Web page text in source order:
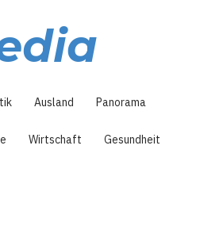
Ausland Panorama
Wirtschaft Gesundheit